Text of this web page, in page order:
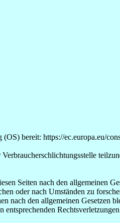
bereit: https://ec.europa.eu/
Seiten nach den allgemeinen
oder nach Umständen zu
nach den allgemeinen Gesetzen